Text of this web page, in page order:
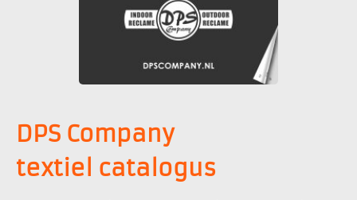
DPS Company
textiel catalogus